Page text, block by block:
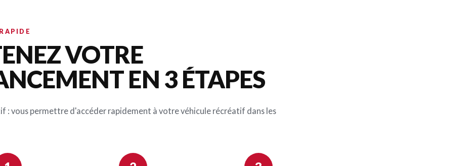
VOTRE
EN 3 ÉTAPES
: vous permettre d'accéder rapidement à votre véhicule récréatif dans les